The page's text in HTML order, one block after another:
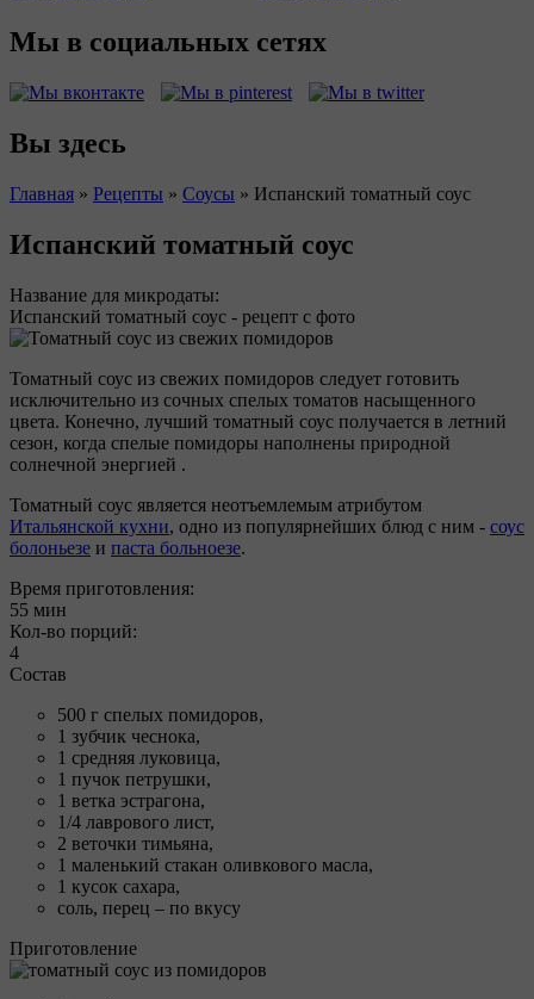
Мы в социальных сетях
Вы здесь
Главная » Рецепты » Соусы » Испанский томатный соус
Испанский томатный соус
Название для микродаты:
Испанский томатный соус - рецепт с фото
Томатный соус из свежих помидоров следует готовить
исключительно из сочных спелых томатов насыщенного
цвета. Конечно, лучший томатный соус получается в летний
сезон, когда спелые помидоры наполнены природной
солнечной энергией .
Томатный соус является неотъемлемым атрибутом
Итальянской кухни, одно из популярнейших блюд с ним - соус
болоньезе и паста больноезе.
Время приготовления:
55 мин
Кол-во порций:
4
Состав
500 г спелых помидоров,
1 зубчик чеснока,
1 средняя луковица,
1 пучок петрушки,
1 ветка эстрагона,
1/4 лаврового лист,
2 веточки тимьяна,
1 маленький стакан оливкового масла,
1 кусок сахара,
соль, перец – по вкусу
Приготовление